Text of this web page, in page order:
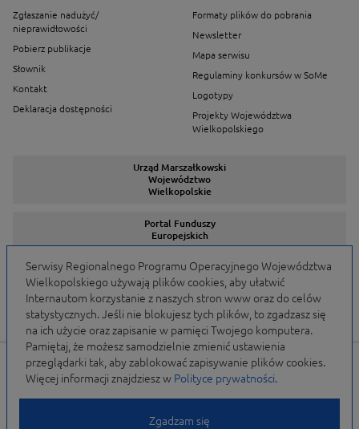
Zgłaszanie nadużyć/
nieprawidłowości
Pobierz publikacje
Słownik
Kontakt
Deklaracja dostępności
Formaty plików do pobrania
Newsletter
Mapa serwisu
Regulaminy konkursów w SoMe
Logotypy
Projekty Województwa
Wielkopolskiego
Urząd Marszałkowski
Województwo
Wielkopolskie
Portal Funduszy
Europejskich
Serwisy Programów
Portal finansowany przez Unię Europejską w ramach
WRPO 2007-2013 i WRPO 2014-2020 oraz budżet
Serwisy Regionalnego Programu Operacyjnego Województwa
Wielkopolskiego używają plików cookies, aby ułatwić
Internautom korzystanie z naszych stron www oraz do celów
statystycznych. Jeśli nie blokujesz tych plików, to zgadzasz się
na ich użycie oraz zapisanie w pamięci Twojego komputera.
Pamiętaj, że możesz samodzielnie zmienić ustawienia
przeglądarki tak, aby zablokować zapisywanie plików cookies.
Więcej informacji znajdziesz w Polityce prywatności.
Zgadzam się